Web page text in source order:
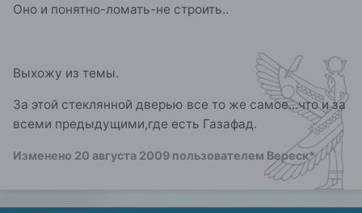
Оно и понятно-ломать-не строить..
Выхожу из темы.
За этой стеклянной дверью все то же самое...что и за
всеми предыдущими,где есть Газафад.
Изменено 20 августа 2009 пользователем Вереск*